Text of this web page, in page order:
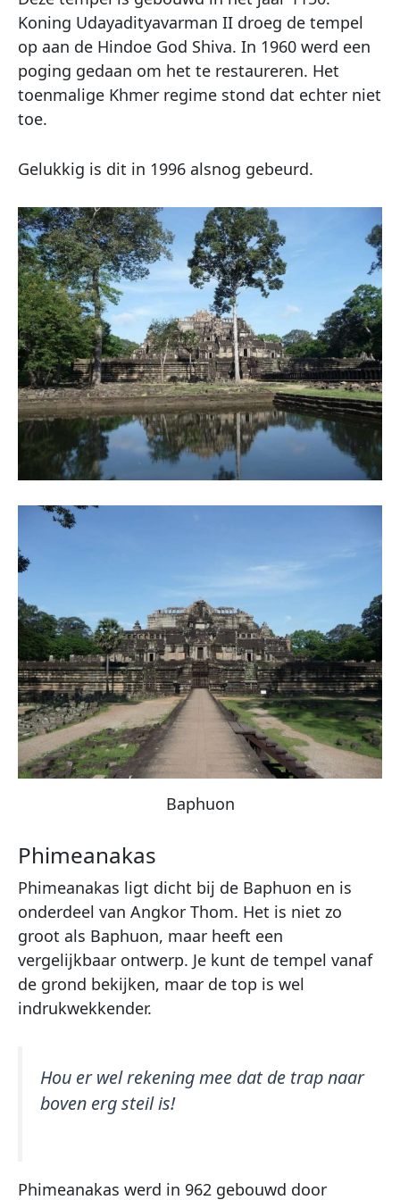
Koning Udayadityavarman II droeg de tempel
op aan de Hindoe God Shiva. In 1960 werd een
poging gedaan om het te restaureren. Het
toenmalige Khmer regime stond dat echter niet
toe.
Gelukkig is dit in 1996 alsnog gebeurd.
Baphuon
Phimeanakas
Phimeanakas ligt dicht bij de Baphuon en is
onderdeel van Angkor Thom. Het is niet zo
groot als Baphuon, maar heeft een
vergelijkbaar ontwerp. Je kunt de tempel vanaf
de grond bekijken, maar de top is wel
indrukwekkender.
Hou er wel rekening mee dat de trap naar
boven erg steil is!
Phimeanakas werd in 962 gebouwd door